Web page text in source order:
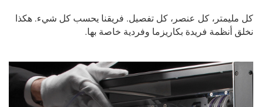
كل مليمتر، كل عنصر، كل تفصيل. فريقنا يحسب كل شيء. هكذا
نخلق أنظمة فريدة بكاريزما وفردية خاصة بها.